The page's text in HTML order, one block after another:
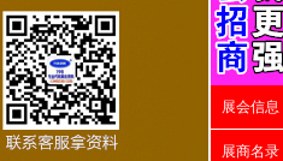
展会信息
展商名录